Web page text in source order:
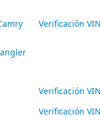
Verificación
Verificación
Verificación